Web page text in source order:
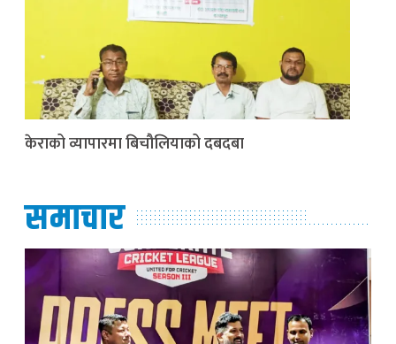
केराको व्यापारमा बिचौलियाको दबदबा
समाचार